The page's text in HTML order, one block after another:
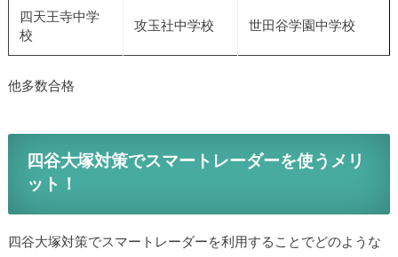
四天王寺中学
校
攻玉社中学校 世田谷学園中学校
他多数合格
四谷大塚対策でスマートレーダーを使うメリ
ット！
四谷大塚対策でスマートレーダーを利用することでどのような